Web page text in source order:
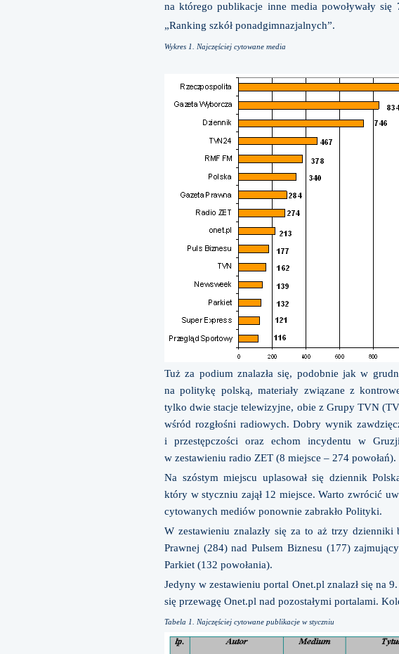
na którego publikacje inne media powoływały
„Ranking szkół ponadgimnazjalnych”.
Wykres 1. Najczęściej cytowane media
Tuż za podium znalazła się, podobnie jak w
na politykę polską, materiały związane z
tylko dwie stacje telewizyjne, obie z Grupy TVN
wśród rozgłośni radiowych. Dobry wynik
i przestępczości oraz echom incydentu w
w zestawieniu radio ZET (8 miejsce – 274 powołań).
Na szóstym miejscu uplasował się dziennik
który w styczniu zajął 12 miejsce. Warto zwrócić
cytowanych mediów ponownie zabrakło Polityki.
W zestawieniu znalazły się za to aż trzy dzienniki
Prawnej (284) nad Pulsem Biznesu (177)
Parkiet (132 powołania).
Jedyny w zestawieniu portal Onet.pl znalazł się na
się przewagę Onet.pl nad pozostałymi portalami.
Tabela 1. Najczęściej cytowane publikacje w styczniu